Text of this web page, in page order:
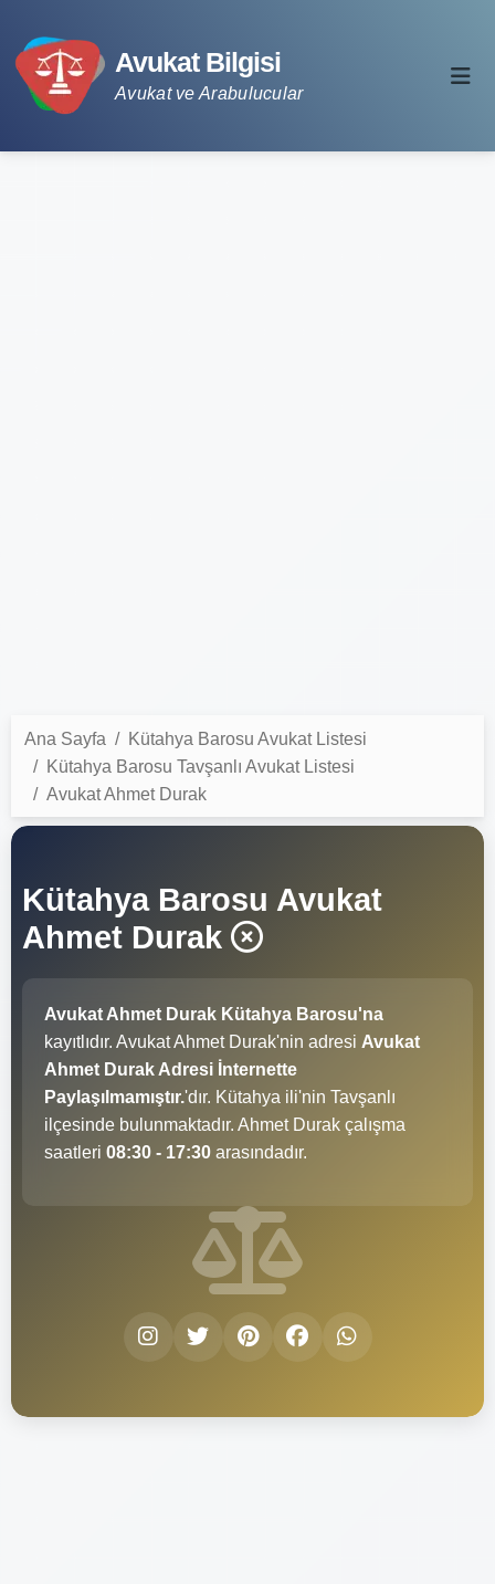
Avukat Bilgisi
Avukat ve Arabulucular
Ana Sayfa
Kütahya Barosu Avukat Listesi
Kütahya Barosu Tavşanlı Avukat Listesi
Avukat Ahmet Durak
Kütahya Barosu Avukat
Ahmet Durak
Avukat Ahmet Durak Kütahya Barosu'na
kayıtlıdır. Avukat Ahmet Durak'nin adresi Avukat
Ahmet Durak Adresi İnternette
Paylaşılmamıştır.'dır. Kütahya ili'nin Tavşanlı
ilçesinde bulunmaktadır. Ahmet Durak çalışma
saatleri 08:30 - 17:30 arasındadır.